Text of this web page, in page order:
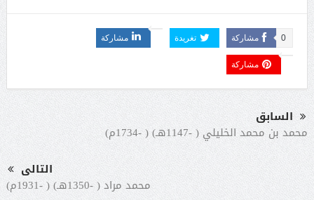
مشاركة 0 تغريدة مشاركة
مشاركة
السابق
محمد بن محمد الخليلي ( -1147هـ) ( -1734م)
التالى
محمد مراد ( -1350هـ) ( -1931م)